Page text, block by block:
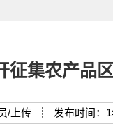
征集农产品
/上传 ┊ 发布时间：